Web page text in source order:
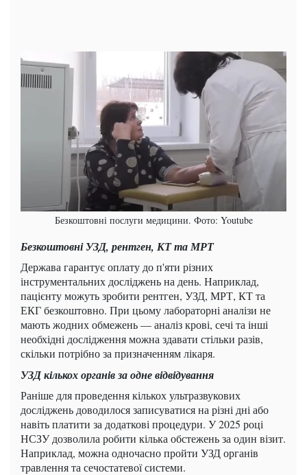
Безкоштовні послуги медицини. Фото: Youtube
Безкоштовні УЗД, рентген, КТ та МРТ
Держава гарантує оплату до п'яти різних
інструментальних досліджень на день. Наприклад,
пацієнту можуть зробити рентген, УЗД, МРТ, КТ та
ЕКГ безкоштовно. При цьому лабораторні аналізи не
мають жодних обмежень — аналіз крові, сечі та інші
необхідні дослідження можна здавати стільки разів,
скільки потрібно за призначенням лікаря.
УЗД кількох органів за одне відвідування
Раніше для проведення кількох ультразвукових
досліджень доводилося записуватися на різні дні або
навіть платити за додаткові процедури. У 2025 році
НСЗУ дозволила робити кілька обстежень за один візит.
Наприклад, можна одночасно пройти УЗД органів
травлення та сечостатевої системи.